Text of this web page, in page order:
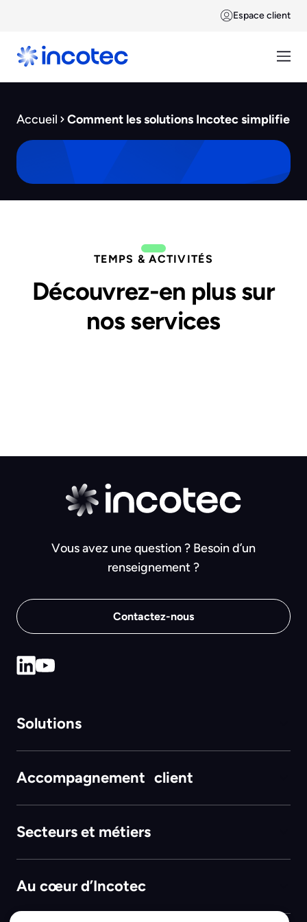
Espace client
Accueil Comment les solutions Incotec
TEMPS & ACTIVITÉS
Découvrez-en plus sur
nos services
Vous avez une question ? Besoin d’un
renseignement ?
Contactez-nous
Solutions
Accompagnement client
Secteurs et métiers
Au cœur d’Incotec